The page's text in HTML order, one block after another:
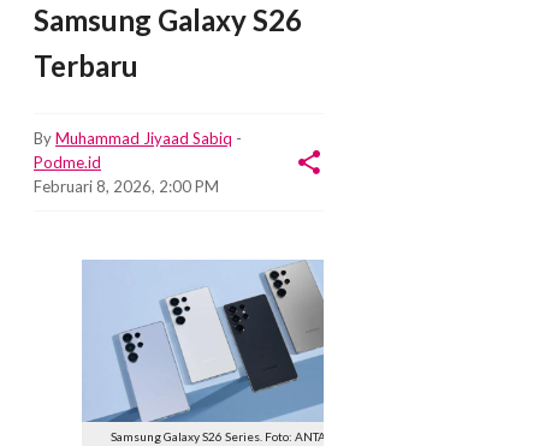
Samsung Galaxy S26
Terbaru
ByMuhammad Jiyaad Sabiq -
Podme.id
Februari 8, 2026, 2:00 PM
Samsung Galaxy S26 Series. Foto: ANTARA